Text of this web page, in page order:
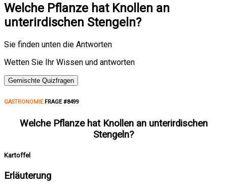
Welche Pflanze hat Knollen an
unterirdischen Stengeln?
Sie finden unten die Antworten
Wetten Sie Ihr Wissen und antworten
Gemischte Quizfragen
GASTRONOMIEFRAGE #8499
Welche Pflanze hat Knollen an unterirdischen
Stengeln?
Kartoffel
Erläuterung